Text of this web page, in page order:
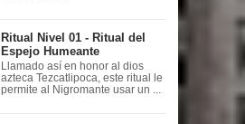
Ritual Nivel 01 - Ritual del
Espejo Humeante
Llamado así en honor al dios
azteca Tezcatlipoca, este ritual le
permite al Nigromante usar un ...